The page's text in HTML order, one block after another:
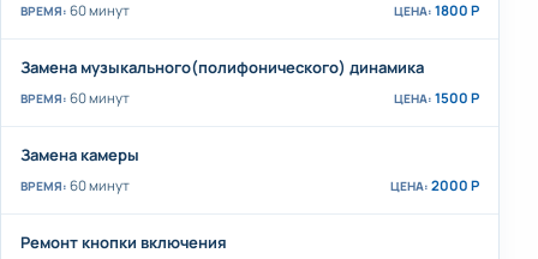
60 минут 1800 Р
Замена музыкального(полифонического) динамика
60 минут 1500 Р
Замена камеры
60 минут 2000 Р
Ремонт кнопки включения